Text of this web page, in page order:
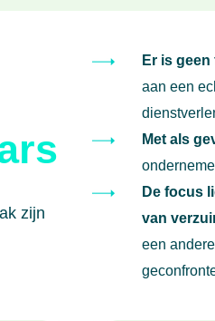
zijn
Er is
aan een
Met als
De focus
van
een